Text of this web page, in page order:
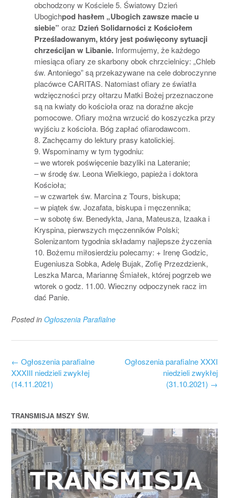
obchodzony w Kościele 5. Światowy Dzień
Ubogichpod hasłem „Ubogich zawsze macie u
siebie” oraz Dzień Solidarności z Kościołem
Prześladowanym, który jest poświęcony sytuacji
chrześcijan w Libanie. Informujemy, że każdego
miesiąca ofiary ze skarbony obok chrzcielnicy: „Chleb
św. Antoniego” są przekazywane na cele dobroczynne
placówce CARITAS. Natomiast ofiary ze światła
wdzięczności przy ołtarzu Matki Bożej przeznaczone
są na kwiaty do kościoła oraz na doraźne akcje
pomocowe. Ofiary można wrzucić do koszyczka przy
wyjściu z kościoła. Bóg zapłać ofiarodawcom.
8. Zachęcamy do lektury prasy katolickiej.
9. Wspominamy w tym tygodniu:
– we wtorek poświęcenie bazyliki na Lateranie;
– w środę św. Leona Wielkiego, papieża i doktora
Kościoła;
– w czwartek św. Marcina z Tours, biskupa;
– w piątek św. Jozafata, biskupa i męczennika;
– w sobotę św. Benedykta, Jana, Mateusza, Izaaka i
Kryspina, pierwszych męczenników Polski;
Solenizantom tygodnia składamy najlepsze życzenia
10. Bożemu miłosierdziu polecamy: + Irenę Godzic,
Eugeniusza Sobka, Adelę Bujak, Zofię Przezdzienk,
Leszka Marca, Mariannę Śmiałek, której pogrzeb we
wtorek o godz. 11.00. Wieczny odpoczynek racz im
dać Panie.
Posted in Ogłoszenia Parafialne
Post
navigation
Ogłoszenia parafialne XXXI
niedzieli zwykłej
(31.10.2021) →
← Ogłoszenia parafialne
XXXIII niedzieli zwykłej
(14.11.2021)
TRANSMISJA MSZY ŚW.